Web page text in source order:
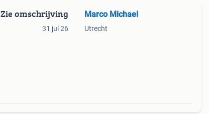
Zie omschrijving
31 jul 26
Marco Michael
Utrecht